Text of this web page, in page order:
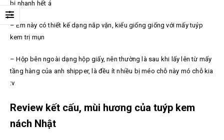
bị nhanh hết á
– Em này có thiết kế dạng nắp vặn, kiểu giống giống với mấy tuýp
kem trị mụn
– Hộp bên ngoài dạng hộp giấy, nên thường là sau khi lấy lên từ mấy
tầng hàng của anh shipper, là đều ít nhiều bị méo chỗ này mó chỗ kia
:v
Review kết cấu, mùi hương của tuýp kem
nách Nhật